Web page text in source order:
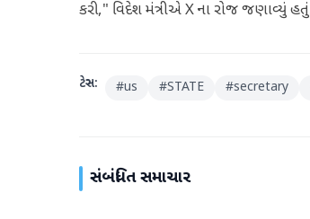
કરી," વિદેશ મંત્રીએ X ના રોજ જણાવ્યું
ટેગ્સ: #us #STATE #secretary
સંબંધિત સમાચાર